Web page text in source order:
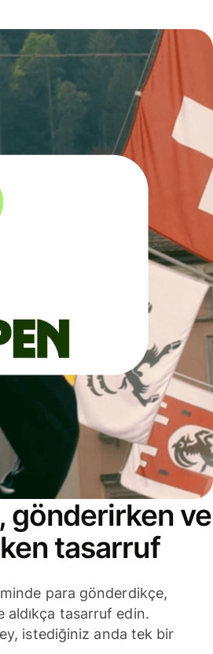
gönderirken ve
tasarruf
para gönderdikçe,
aldıkça tasarruf edin.
istediğiniz anda tek bir